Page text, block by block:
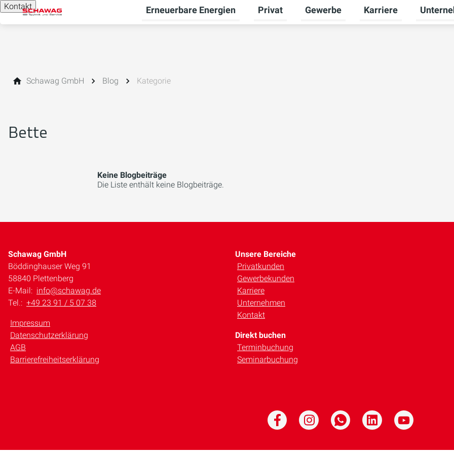
Kontakt Erneuerbare Energien
Untermenü für Erneuerbare Energien umschalten
Privat
Untermenü für Privat umschalten
Gewerbe
Untermenü für
Karriere
Schawag GmbH Blog Kategorie
Bette
Keine Blogbeiträge
Die Liste enthält keine Blogbeiträge.
Schawag GmbH
Böddinghauser Weg 91
58840 Plettenberg
E-Mail: info@schawag.de
Tel.: +49 23 91 / 5 07 38
Impressum
Datenschutzerklärung
AGB
Barrierefreiheitserklärung
Unsere Bereiche
Privatkunden
Gewerbekunden
Karriere
Unternehmen
Kontakt
Direkt buchen
Terminbuchung
Seminarbuchung